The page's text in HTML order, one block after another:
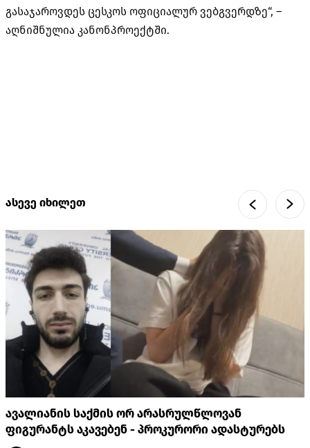
გასაჯაროვდეს ცესკოს ოფიციალურ ვებგვერდზე“, –
აღნიშნულია კანონპროექტში.
ასევე იხილეთ
ავალიანის საქმის ორ არასრულწლოვან
ფიგურანტს აკავებენ - პროკურორი ადასტურებს